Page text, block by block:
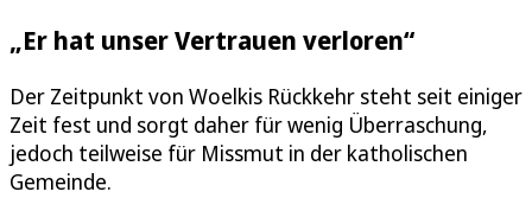
„Er hat unser Vertrauen verloren“
Der Zeitpunkt von Woelkis Rückkehr steht seit einiger
Zeit fest und sorgt daher für wenig Überraschung,
jedoch teilweise für Missmut in der katholischen
Gemeinde.